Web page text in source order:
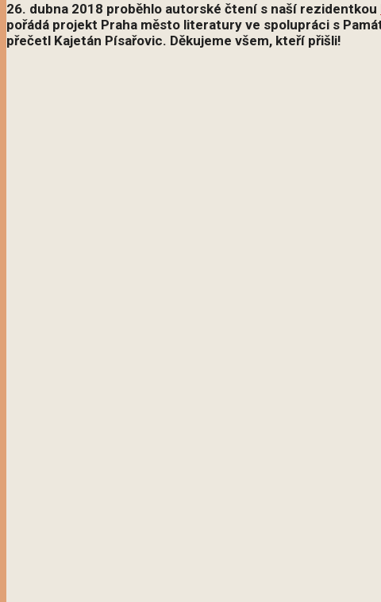
26. dubna 2018 proběhlo autorské čtení s naší rezidentkou
pořádá projekt Praha město literatury ve spolupráci s
přečetl Kajetán Písařovic. Děkujeme všem, kteří přišli!